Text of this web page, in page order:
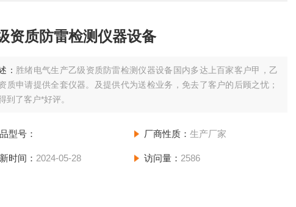
资质防雷检测仪器设备
： 胜绪电气生产乙级资质防雷检测仪器设备国内多达上百家客户甲，乙
质申请提供全套仪器。及提供代为送检业务，免去了客户的后顾之忧；
到了客户*好评。
型号： 厂商性质： 生产厂家
时间： 2024-05-28 访问量： 2586